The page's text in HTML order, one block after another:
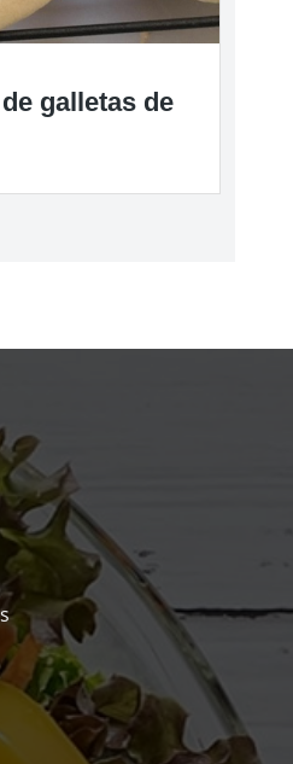
galletas de